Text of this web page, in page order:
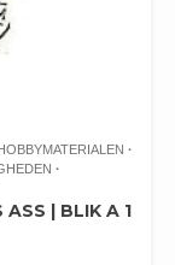
ASS | BLIK A 1